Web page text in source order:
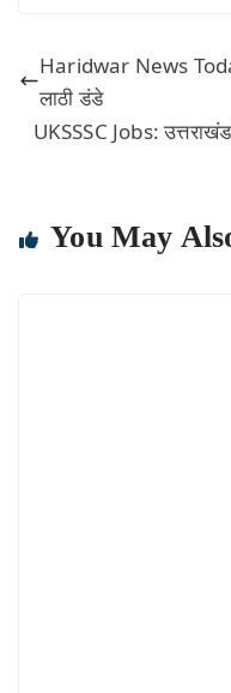
Haridwar News
लाठी डंडे
UKSSSC Jobs:
You May